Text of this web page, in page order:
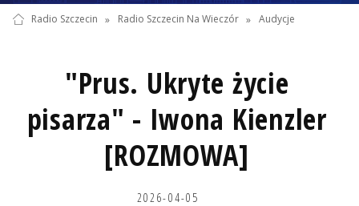
Radio Szczecin » Radio Szczecin Na Wieczór » Audycje
"Prus. Ukryte życie
pisarza" - Iwona Kienzler
[ROZMOWA]
2026-04-05